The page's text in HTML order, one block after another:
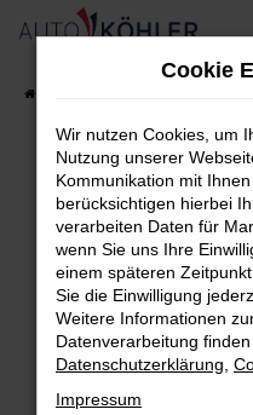
Zum
Fehler:
Beim Laden ist ein
Hier sind ein paar
Überprüfe deine
Laden andere
Cookie
Wir nutzen Cookies, um
Nutzung unserer
Kommunikation mit
berücksichtigen hierbei
verarbeiten Daten für
wenn Sie uns Ihre
einem späteren
Sie die Einwilligung
Weitere Informationen
Datenverarbeitung
Datenschutzerklärung
Impressum